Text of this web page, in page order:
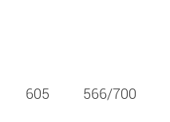
605 566/700